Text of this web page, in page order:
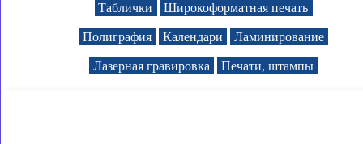
Таблички Широкоформатная печать
Полиграфия Календари Ламинирование
Лазерная гравировка Печати, штампы